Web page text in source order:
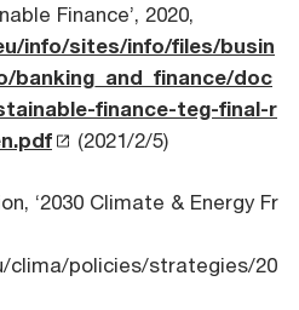
Finance’, 2020,
info/sites/info/files/busin
banking_and_finance/doc
finance-teg-final-r
(2021/2/5)
‘2030 Climate & Energy Fr
clima/policies/strategies/20